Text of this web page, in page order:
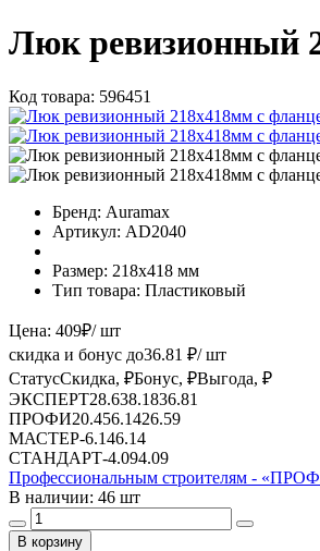
Люк ревизионный
Код товара: 596451
Бренд: Auramax
Артикул: AD2040
Размер: 218х418 мм
Тип товара: Пластиковый
Цена: 409₽/ шт
скидка и бонус до36.81 ₽/ шт
СтатусСкидка, ₽Бонус, ₽Выгода, ₽
ЭКСПЕРТ28.638.1836.81
ПРОФИ20.456.1426.59
МАСТЕР-6.146.14
СТАНДАРТ-4.094.09
Профессиональным строителям -
В наличии: 46 шт
В корзину